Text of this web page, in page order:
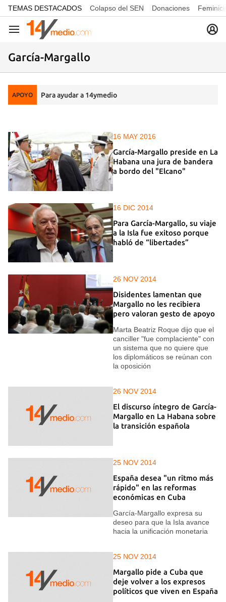
common.go-to-content
TEMAS DESTACADOS Colapso del SEN Donaciones
Navegación
García-Margallo
APOYO Para ayudar a 14ymedio
16 MAY 2016
García-Margallo preside en La
Habana una jura de bandera
a bordo del "Elcano"
16 DIC 2014
Para García-Margallo, su viaje
a la Isla fue exitoso porque
habló de “libertades”
26 NOV 2014
Disidentes lamentan que
Margallo no les recibiera
pero valoran gesto de apoyo
Marta Beatriz Roque dijo que el
canciller "fue complaciente" con
un sistema que no quiere que
los diplomáticos se reúnan con
la oposición
26 NOV 2014
El discurso íntegro de García-
Margallo en La Habana sobre
la transición española
25 NOV 2014
España desea "un ritmo más
rápido" en las reformas
económicas en Cuba
García-Margallo expresa su
deseo para que la Isla avance
hacia la unificación monetaria
25 NOV 2014
Margallo pide a Cuba que
deje volver a los expresos
políticos que viven en España